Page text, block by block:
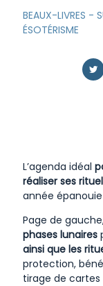
BEAUX-LIVRES -
ÉSOTÉRISME
L’agenda idéal
réaliser ses
année
Page de
phases lunaires
ainsi que les
protection,
tirage de cartes